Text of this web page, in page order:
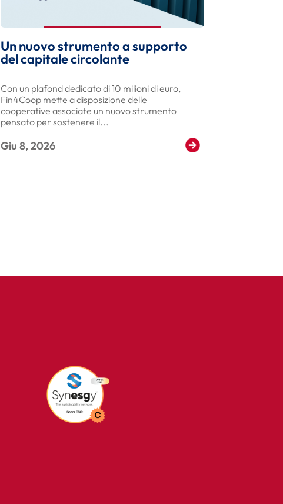
Un nuovo strumento a supporto
del capitale circolante
Con un plafond dedicato di 10 milioni di euro,
Fin4Coop mette a disposizione delle
cooperative associate un nuovo strumento
pensato per sostenere il...
Giu 8, 2026